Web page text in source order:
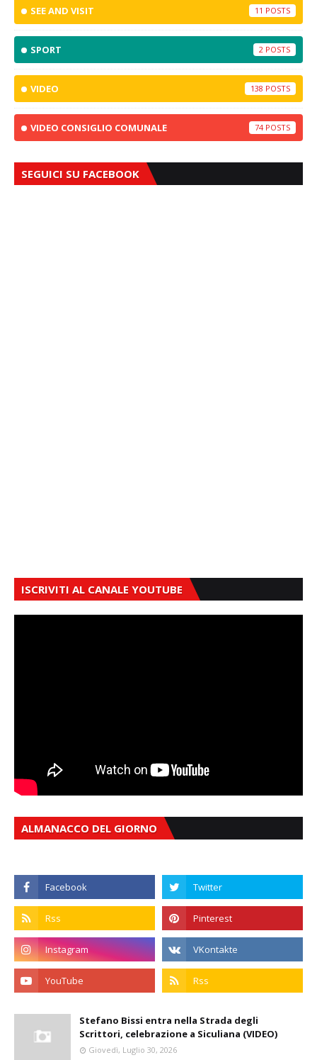
SEE AND VISIT 11
SPORT 2
VIDEO 138
VIDEO CONSIGLIO COMUNALE 74
SEGUICI SU FACEBOOK
ISCRIVITI AL CANALE YOUTUBE
ALMANACCO DEL GIORNO
Stefano Bissi entra nella Strada degli
Scrittori, celebrazione a Siculiana (VIDEO)
Giovedì, Luglio 30, 2026